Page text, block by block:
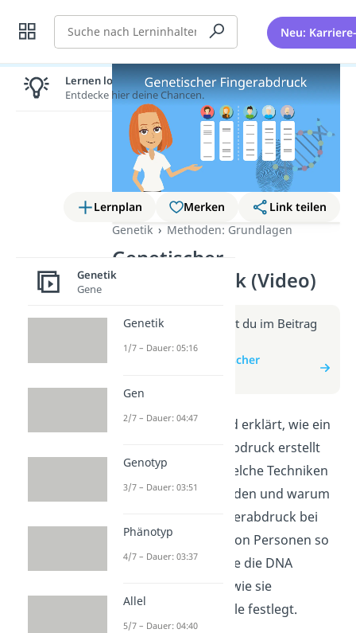
Suche Neu:
Lernplan Merken
Link teilen
Genetik
Methoden: Grundlagen
Genetischer
Fingerabdruck (Video)
Weitere Infos erhältst du im Beitrag
zum Video
zum Beitrag: Genetischer
In diesem Video wird erklärt, wie ein
genetischer Fingerabdruck erstellt
wird. Du erfährst, welche Techniken
dazu eingesetzt werden und warum
ein genetischer Fingerabdruck bei
der Identifizierung von Personen so
wichtig ist. Lerne, wie die DNA
analysiert wird und wie sie
individuelle Merkmale festlegt.
Lernen lohnt sich!
Entdecke hier deine Chancen.
Genetik
Gene
Genetik
1/7 – Dauer: 05:16
Gen
2/7 – Dauer: 04:47
Genotyp
3/7 – Dauer: 03:51
Phänotyp
4/7 – Dauer: 03:37
Allel
5/7 – Dauer: 04:40